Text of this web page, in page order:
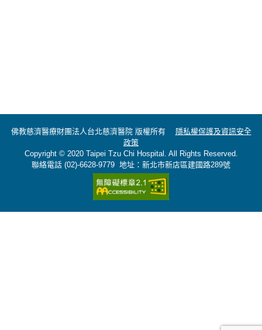
佛教慈濟醫療財團法人台北慈濟醫院 版權所有 隱私權保護及資訊安全
政策
Copyright © 2020 Taipei Tzu Chi Hospital. All Rights Reserved.
聯絡電話 (02)-6628-9779 地址：新北市新店區建國路289號